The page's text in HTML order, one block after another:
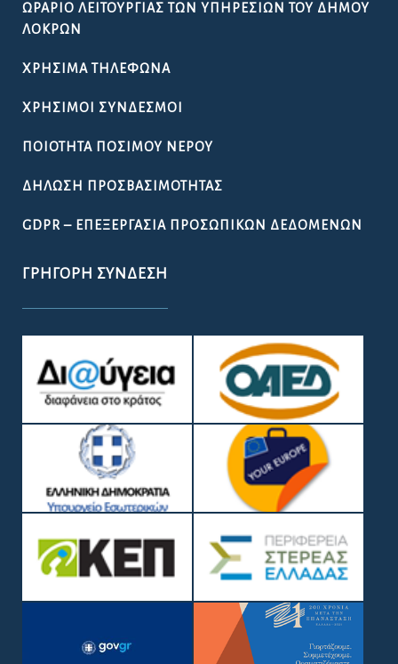
ΩΡΆΡΙΟ ΛΕΙΤΟΥΡΓΊΑΣ ΤΩΝ ΥΠΗΡΕΣΙΏΝ ΤΟΥ ΔΉΜΟΥ
ΛΟΚΡΏΝ
ΧΡΉΣΙΜΑ ΤΗΛΈΦΩΝΑ
ΧΡΉΣΙΜΟΙ ΣΎΝΔΕΣΜΟΙ
ΠΟΙΌΤΗΤΑ ΠΌΣΙΜΟΥ ΝΕΡΟΎ
ΔΉΛΩΣΗ ΠΡΟΣΒΑΣΙΜΌΤΗΤΑΣ
GDPR – ΕΠΕΞΕΡΓΑΣΙΑ ΠΡΟΣΩΠΙΚΩΝ ΔΕΔΟΜΕΝΩΝ
ΓΡΉΓΟΡΗ ΣΎΝΔΕΣΗ